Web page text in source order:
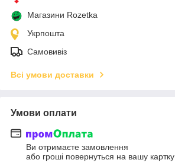
Магазини Rozetka
Укрпошта
Самовивіз
Всі умови доставки
Умови оплати
Ви отримаєте замовлення
або гроші повернуться на вашу картку